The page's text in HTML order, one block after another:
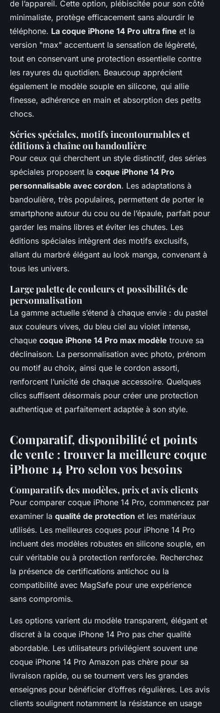
de l’appareil. Cette option, plébiscitée pour son côté
minimaliste, protège efficacement sans alourdir le
téléphone. La coque iPhone 14 Pro ultra fine et la
version "max" accentuent la sensation de légèreté,
tout en conservant une protection essentielle contre
les rayures du quotidien. Beaucoup apprécient
également le modèle souple en silicone, qui allie
finesse, adhérence en main et absorption des petits
chocs.
Séries spéciales, motifs incontournables et
éditions à chaîne ou bandoulière
Pour ceux qui cherchent un style distinctif, des séries
spéciales proposent la coque iPhone 14 Pro
personnalisable avec cordon. Les adaptations à
bandoulière, très populaires, permettent de porter le
smartphone autour du cou ou de l’épaule, parfait pour
garder les mains libres et éviter les chutes. Les
éditions spéciales intègrent des motifs exclusifs,
allant du marbré élégant au look manga, convenant à
tous les univers.
Large palette de couleurs et possibilités de
personnalisation
La gamme actuelle s’étend à chaque envie : du pastel
aux couleurs vives, du bleu ciel au violet intense,
chaque coque iPhone 14 Pro max modèle trouve sa
déclinaison. La personnalisation avec photo, prénom
ou motif au choix, ainsi que le cordon assorti,
renforcent l’unicité de chaque accessoire. Quelques
clics suffisent désormais pour créer une protection
authentique et parfaitement adaptée à son style.
Comparatif, disponibilité et points
de vente : trouver la meilleure coque
iPhone 14 Pro selon vos besoins
Comparatifs des modèles, prix et avis clients
Pour comparer coque iPhone 14 Pro, commencez par
examiner la qualité de protection et les matériaux
utilisés. Les meilleures coques pour iPhone 14 Pro
incluent des modèles robustes en silicone souple, en
cuir véritable ou à protection renforcée. Recherchez
la présence de certifications antichoc ou la
compatibilité avec MagSafe pour une expérience
sans compromis.
Les options varient du modèle transparent, élégant et
discret à la coque iPhone 14 Pro pas cher qualité
abordable. Les utilisateurs privilégient souvent une
coque iPhone 14 Pro Amazon pas chère pour sa
livraison rapide, ou se tournent vers les grandes
enseignes pour bénéficier d’offres régulières. Les avis
clients soulignent notamment la résistance en usage